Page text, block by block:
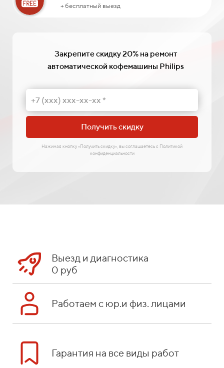
+ бесплатный выезд
Закрепите скидку 20% на ремонт
автоматической кофемашины Philips
Получить скидку
Нажимая кнопку «Получить скидку», вы соглашаетесь с Политикой
конфиденциальности
Выезд и диагностика
0 руб
Работаем с юр.и физ. лицами
Гарантия на все виды работ